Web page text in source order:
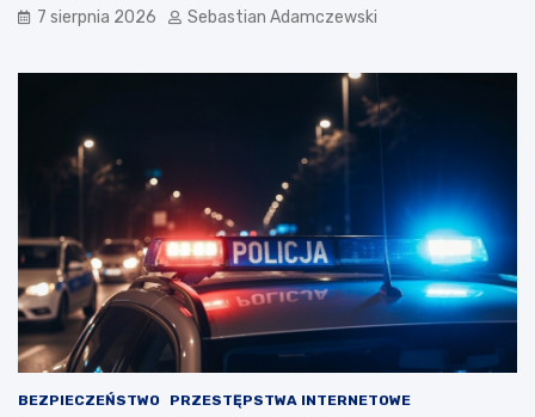
7 sierpnia 2026 Sebastian Adamczewski
BEZPIECZEŃSTWO PRZESTĘPSTWA INTERNETOWE